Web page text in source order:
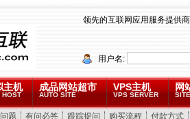
领先的互联网应用服务提供商
用户名:
主机
HOST
成品网站超市
AUTO SITE
VPS主机
VPS SERVER
网
题 有问必答 跟踪提问 购买流程 付款方式